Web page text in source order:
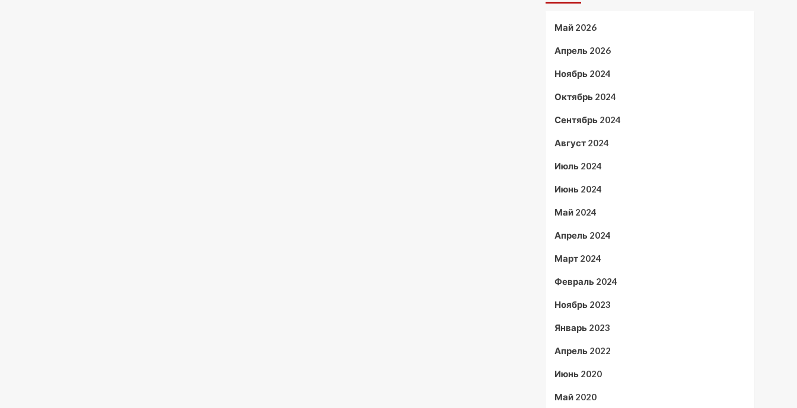
Май 2026
Апрель 2026
Ноябрь 2024
Октябрь 2024
Сентябрь 2024
Август 2024
Июль 2024
Июнь 2024
Май 2024
Апрель 2024
Март 2024
Февраль 2024
Ноябрь 2023
Январь 2023
Апрель 2022
Июнь 2020
Май 2020